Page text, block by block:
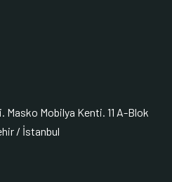
Masko Mobilya Kenti. 11 A-Blok
/ İstanbul